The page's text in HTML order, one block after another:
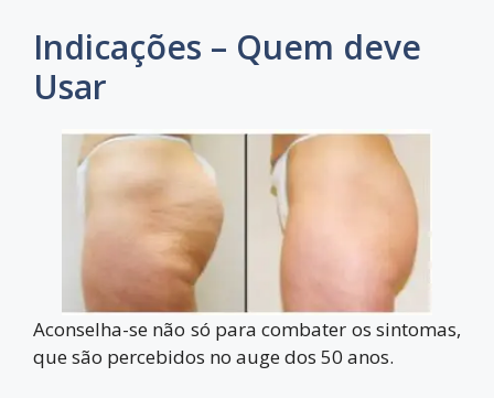
Indicações – Quem deve
Usar
Aconselha-se não só para combater os sintomas,
que são percebidos no auge dos 50 anos.